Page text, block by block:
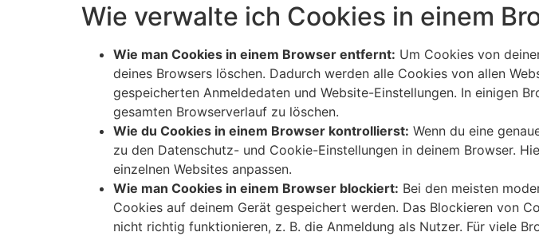
Wie verwalte ich Cookies in einem
Wie man Cookies in einem Browser entfernt: Um Cookies von
deines Browsers löschen. Dadurch werden alle Cookies von allen
gespeicherten Anmeldedaten und Website-Einstellungen. In einigen
gesamten Browserverlauf zu löschen.
Wie du Cookies in einem Browser kontrollierst: Wenn du eine
zu den Datenschutz- und Cookie-Einstellungen in deinem Browser.
einzelnen Websites anpassen.
Wie man Cookies in einem Browser blockiert: Bei den meisten
Cookies auf deinem Gerät gespeichert werden. Das Blockieren von
nicht richtig funktionieren, z. B. die Anmeldung als Nutzer. Für viele